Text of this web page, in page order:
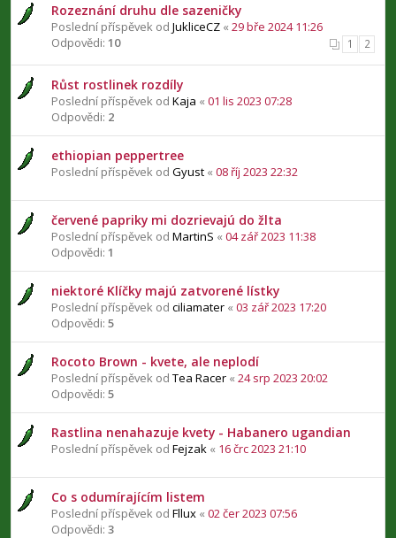
Rozeznání druhu dle sazeničky
Poslední příspěvek od JukliceCZ « 29 bře 2024 11:26
Odpovědi: 10 1 2
Růst rostlinek rozdíly
Poslední příspěvek od Kaja « 01 lis 2023 07:28
Odpovědi: 2
ethiopian peppertree
Poslední příspěvek od Gyust « 08 říj 2023 22:32
červené papriky mi dozrievajú do žlta
Poslední příspěvek od MartinS « 04 zář 2023 11:38
Odpovědi: 1
niektoré Klíčky majú zatvorené lístky
Poslední příspěvek od ciliamater « 03 zář 2023 17:20
Odpovědi: 5
Rocoto Brown - kvete, ale neplodí
Poslední příspěvek od Tea Racer « 24 srp 2023 20:02
Odpovědi: 5
Rastlina nenahazuje kvety - Habanero ugandian
Poslední příspěvek od Fejzak « 16 črc 2023 21:10
Co s odumírajícím listem
Poslední příspěvek od Fllux « 02 čer 2023 07:56
Odpovědi: 3